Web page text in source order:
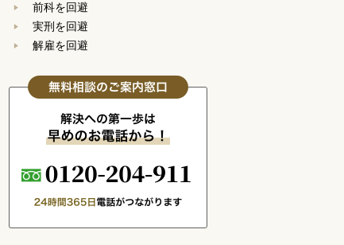
前科を回避
実刑を回避
解雇を回避